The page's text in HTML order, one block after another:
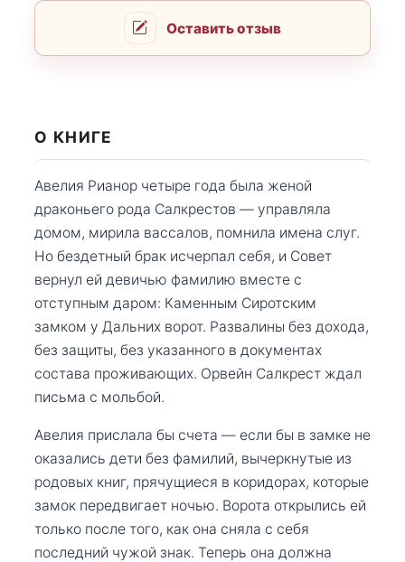
Оставить отзыв
О КНИГЕ
Авелия Рианор четыре года была женой
драконьего рода Салкрестов — управляла
домом, мирила вассалов, помнила имена слуг.
Но бездетный брак исчерпал себя, и Совет
вернул ей девичью фамилию вместе с
отступным даром: Каменным Сиротским
замком у Дальних ворот. Развалины без дохода,
без защиты, без указанного в документах
состава проживающих. Орвейн Салкрест ждал
письма с мольбой.
Авелия прислала бы счета — если бы в замке не
оказались дети без фамилий, вычеркнутые из
родовых книг, прячущиеся в коридорах, которые
замок передвигает ночью. Ворота открылись ей
только после того, как она сняла с себя
последний чужой знак. Теперь она должна